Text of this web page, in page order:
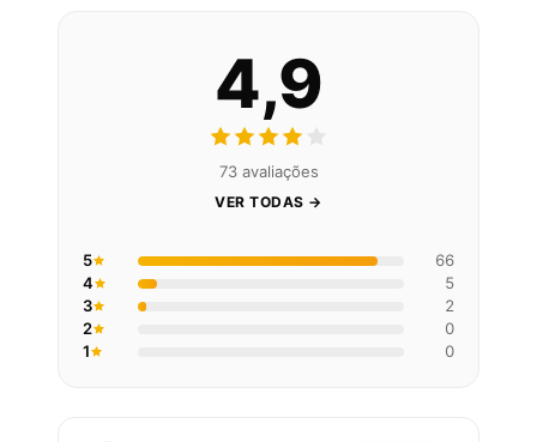
4,9
73 avaliações
VER TODAS →
5
66
4
5
3
2
2
0
1
0